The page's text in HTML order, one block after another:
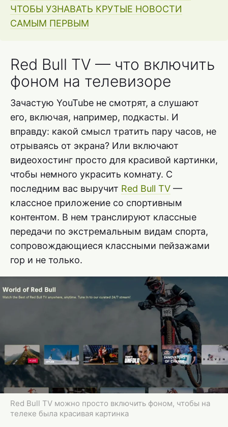
ЧТОБЫ УЗНАВАТЬ КРУТЫЕ НОВОСТИ
САМЫМ ПЕРВЫМ
Red Bull TV — что включить
фоном на телевизоре
Зачастую YouTube не смотрят, а слушают
его, включая, например, подкасты. И
вправду: какой смысл тратить пару часов, не
отрываясь от экрана? Или включают
видеохостинг просто для красивой картинки,
чтобы немного украсить комнату. С
последним вас выручит Red Bull TV —
классное приложение со спортивным
контентом. В нем транслируют классные
передачи по экстремальным видам спорта,
сопровождающиеся классными пейзажами
гор и не только.
Red Bull TV можно просто включить фоном, чтобы на
телеке была красивая картинка